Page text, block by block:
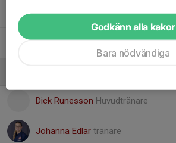
Julia Bogenroth
Rebecka Andric
Dick Runesson Huvudtränare
Johanna Edlar tränare
Godkänn alla kakor
Bara nödvändiga